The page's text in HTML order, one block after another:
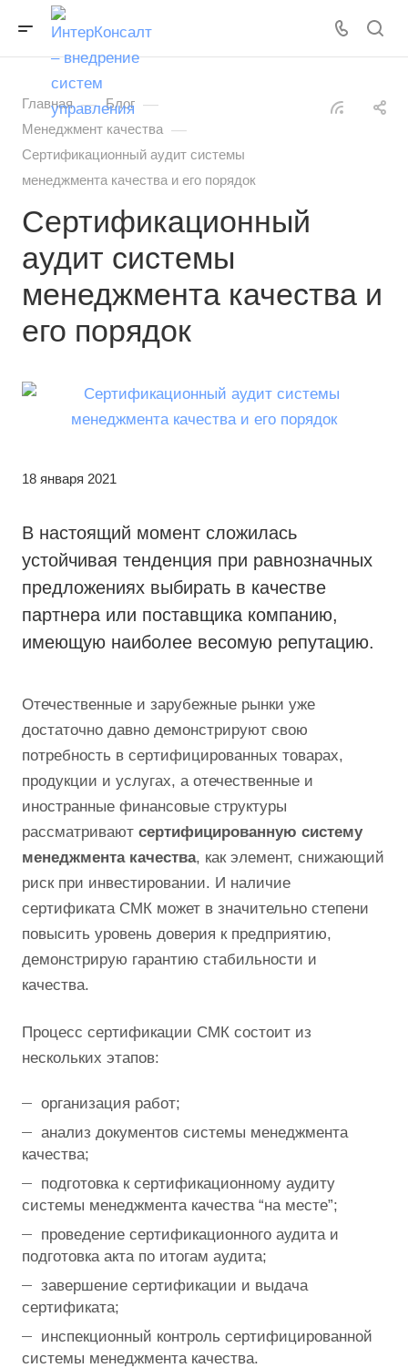
Главная — Блог —
Менеджмент качества —
Сертификационный аудит системы
менеджмента качества и его порядок
Сертификационный
аудит системы
менеджмента качества и
его порядок
18 января 2021
В настоящий момент сложилась
устойчивая тенденция при равнозначных
предложениях выбирать в качестве
партнера или поставщика компанию,
имеющую наиболее весомую репутацию.
Отечественные и зарубежные рынки уже
достаточно давно демонстрируют свою
потребность в сертифицированных товарах,
продукции и услугах, а отечественные и
иностранные финансовые структуры
рассматривают сертифицированную систему
менеджмента качества, как элемент, снижающий
риск при инвестировании. И наличие
сертификата СМК может в значительно степени
повысить уровень доверия к предприятию,
демонстрирую гарантию стабильности и
качества.
Процесс сертификации СМК состоит из
нескольких этапов:
организация работ;
анализ документов системы менеджмента
качества;
подготовка к сертификационному аудиту
системы менеджмента качества “на месте”;
проведение сертификационного аудита и
подготовка акта по итогам аудита;
завершение сертификации и выдача
сертификата;
инспекционный контроль сертифицированной
системы менеджмента качества.